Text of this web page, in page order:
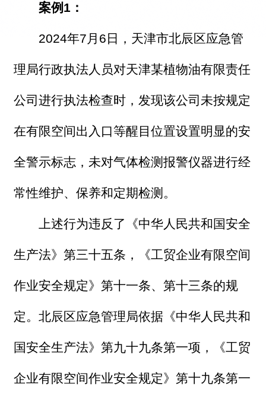
案例1：
2024年7月6日，天津市北辰区应急管
理局行政执法人员对天津某植物油有限责任
公司进行执法检查时，发现该公司未按规定
在有限空间出入口等醒目位置设置明显的安
全警示标志，未对气体检测报警仪器进行经
常性维护、保养和定期检测。
上述行为违反了《中华人民共和国安全
生产法》第三十五条，《工贸企业有限空间
作业安全规定》第十一条、第十三条的规
定。北辰区应急管理局依据《中华人民共和
国安全生产法》第九十九条第一项，《工贸
企业有限空间作业安全规定》第十九条第一